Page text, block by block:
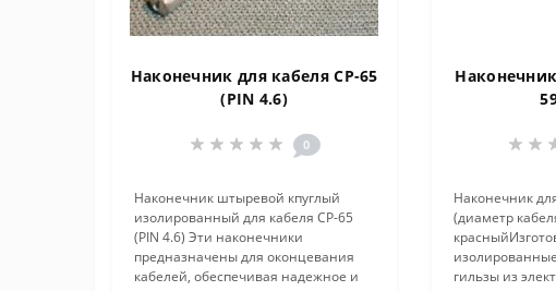
Наконечник для кабеля CP-65
(PIN 4.6)
0
Наконечник штыревой кпуглый
изолированный для кабеля CP-65
(PIN 4.6) Эти наконечники
предназначены для оконцевания
кабелей, обеспечивая надежное и
Наконечник
(диаметр
гильзы из